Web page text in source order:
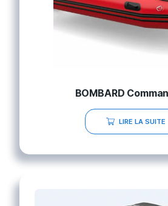
BOMBARD
LIRE LA SUITE